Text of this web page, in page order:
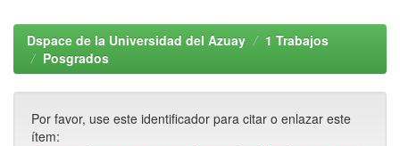
Dspace de la Universidad del Azuay
1 Trabajos
Posgrados
Por favor, use este identificador para citar o enlazar este
ítem: